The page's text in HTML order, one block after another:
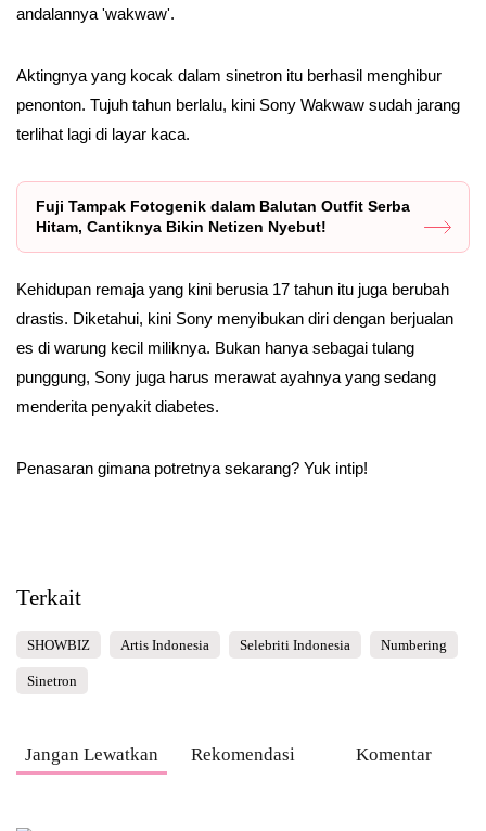
andalannya 'wakwaw'.
Aktingnya yang kocak dalam sinetron itu berhasil menghibur
penonton. Tujuh tahun berlalu, kini Sony Wakwaw sudah jarang
terlihat lagi di layar kaca.
Fuji Tampak Fotogenik dalam Balutan Outfit Serba
Hitam, Cantiknya Bikin Netizen Nyebut!
Kehidupan remaja yang kini berusia 17 tahun itu juga berubah
drastis. Diketahui, kini Sony menyibukan diri dengan berjualan
es di warung kecil miliknya. Bukan hanya sebagai tulang
punggung, Sony juga harus merawat ayahnya yang sedang
menderita penyakit diabetes.
Penasaran gimana potretnya sekarang? Yuk intip!
Terkait
SHOWBIZ Artis Indonesia Selebriti Indonesia Numbering
Sinetron
Jangan Lewatkan Rekomendasi Komentar